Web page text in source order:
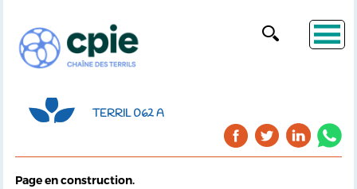
TERRIL 062 A
Page en construction.